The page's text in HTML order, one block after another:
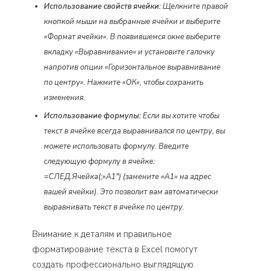
Использование свойств ячейки:Щелкните правой
кнопкой мыши на выбранные ячейки и выберите
«Формат ячейки». В появившемся окне выберите
вкладку «Выравнивание» и установите галочку
напротив опции «Горизонтальное выравнивание
по центру». Нажмите «ОК», чтобы сохранить
изменения.
Использование формулы:Если вы хотите чтобы
текст в ячейке всегда выравнивался по центру, вы
можете использовать формулу. Введите
следующую формулу в ячейке:
=СЛЕД.Ячейка(;»A1″) (замените «A1» на адрес
вашей ячейки). Это позволит вам автоматически
выравнивать текст в ячейке по центру.
Внимание к деталям и правильное
форматирование текста в Excel помогут
создать профессионально выглядящую